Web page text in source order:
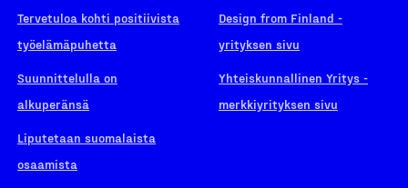
Tervetuloa kohti positiivista
työelämäpuhetta
Suunnittelulla on
alkuperänsä
Liputetaan suomalaista
osaamista
Design from Finland -
yrityksen sivu
Yhteiskunnallinen Yritys -
merkkiyrityksen sivu